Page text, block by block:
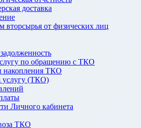
доставка
вторсырья от физических лиц
по обращению с ТКО
накопления ТКО
услугу (ТКО)
Личного кабинета
ТКО